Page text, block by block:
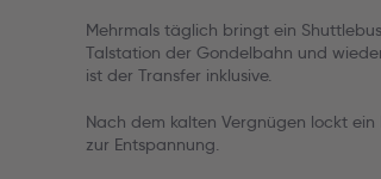
Mehrmals täglich bringt ein
Talstation der Gondelbahn und
ist der Transfer inklusive.
Nach dem kalten Vergnügen lockt
zur Entspannung.